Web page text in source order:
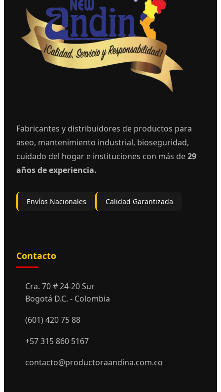
Fabricantes y distribuidores de productos para
aseo, mantenimiento industrial, bioseguridad,
cuidado del hogar e instituciones con más de29
años de experiencia.
Envíos Nacionales Calidad Garantizada
Contacto
Cra. 70 # 24-20 Sur
Bogotá D.C. - Colombia
(601) 420 75 88
+57 315 860 5167
contacto@productoraandina.com.co